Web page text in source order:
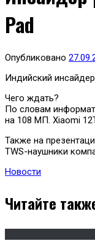
Pad
Опубликовано
Индийский
Чего ждать?
По словам
на 108 МП. Xiaomi
Также на
TWS-наушники
Новости
Читайте